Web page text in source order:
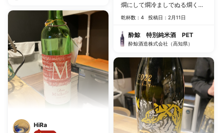
HiRa
燗にして燗冷ましでぬる燗くら
いになると一体感が出た。 控え
いので食中酒としての選択はあ
り。 おでんを肴にいただきまし
乾杯数：4 投稿日：2月11日
酔鯨 特別純米酒 PET
酔鯨酒造株式会社（高知県）